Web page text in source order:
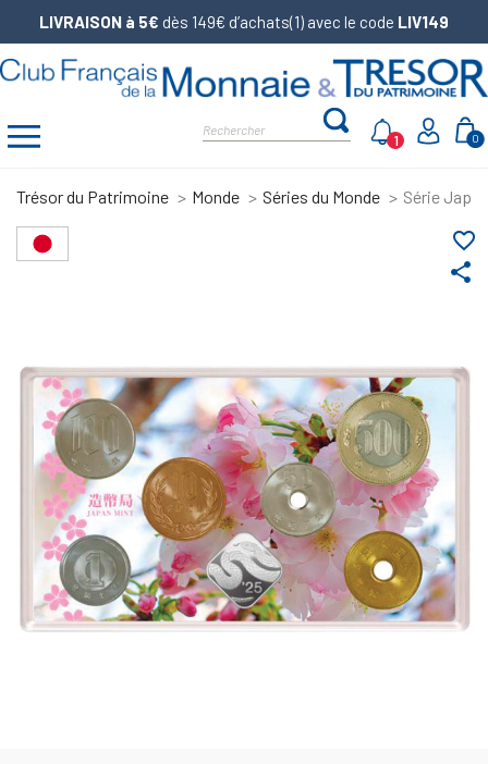
LIVRAISON à 5€ dès 149€ d’achats(1) avec le code LIV149
0
1
Trésor du Patrimoine Monde Séries du Monde Série
share
favorite_border